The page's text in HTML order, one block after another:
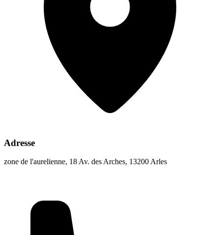
Adresse
zone de l'aurelienne, 18 Av. des Arches, 13200 Arles